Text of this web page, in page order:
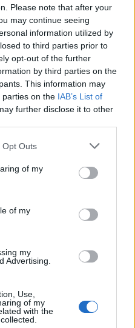
Please note that after your
may continue seeing
information utilized by
to third parties prior to
opt-out of the further
by third parties on the
This information may
parties on the IAB’s List of
further disclose it to other
uses one or more Google
behaviour. You may click to
and its third-party tags to
purposes in below Google
Opt Outs
of my
of my
my
Advertising.
Use,
of my
with the
tartozik idén nyáron,
Illumination negyedik
Woman óta a
bepöccintették a
ot is, második helyhez
is sikeres…